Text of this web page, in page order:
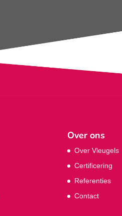
Over ons
Over Vleugels
Certificering
Referenties
Contact